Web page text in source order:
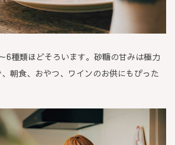
6種類ほどそろいます。砂糖の甘みは極力
朝食、おやつ、ワインのお供にもぴった